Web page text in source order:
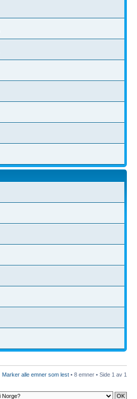
Marker alle emner som lest • 8 emner • Side 1 av 1